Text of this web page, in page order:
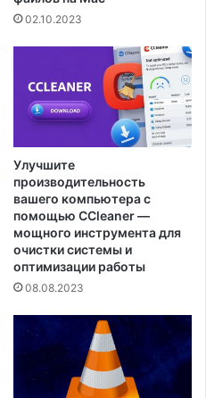
02.10.2023
Улучшите
производительность
вашего компьютера с
помощью CCleaner —
мощного инструмента для
очистки системы и
оптимизации работы
08.08.2023